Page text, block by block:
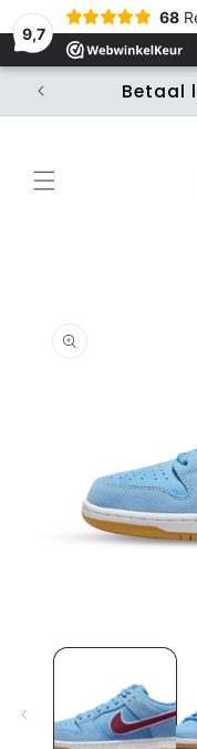
9,7
68
naar de
content
Betaal
modaal